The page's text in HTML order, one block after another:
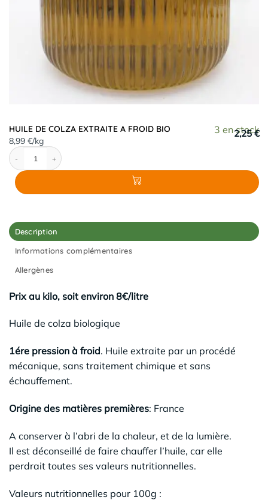
3 en stock
HUILE DE COLZA EXTRAITE A FROID BIO
8,99 €/kg
2,25 €
quantité de HUILE DE COLZA EXTRAITE A FROID BIO
Description
Informations complémentaires
Allergènes
Prix au kilo, soit environ 8€/litre
Huile de colza biologique
1ére pression à froid. Huile extraite par un procédé
mécanique, sans traitement chimique et sans
échauffement.
Origine des matières premières: France
A conserver à l’abri de la chaleur, et de la lumière.
Il est déconseillé de faire chauffer l’huile, car elle
perdrait toutes ses valeurs nutritionnelles.
Valeurs nutritionnelles pour 100g :